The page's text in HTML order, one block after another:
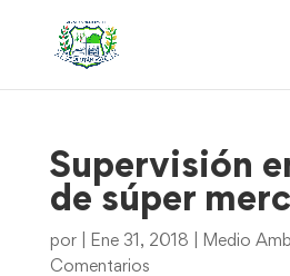
Supervisión
de súper
por Ene 31, 2018 Medio
Comentarios